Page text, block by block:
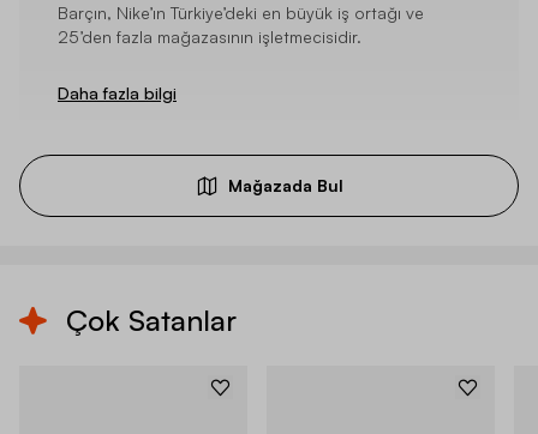
Barçın, Nike’ın Türkiye’deki en büyük iş ortağı ve
25’den fazla mağazasının işletmecisidir.
Daha fazla bilgi
Mağazada Bul
Çok Satanlar